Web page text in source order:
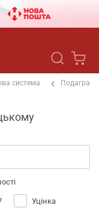
система Подагра
Уцінка